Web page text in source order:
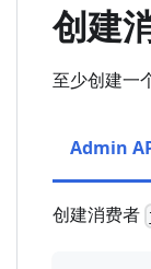
创建
至少创建一
Admin
创建消费者